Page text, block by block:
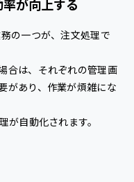
が向上する
の一つが、注文処理で
合は、それぞれの管理画
があり、作業が煩雑にな
が自動化されます。